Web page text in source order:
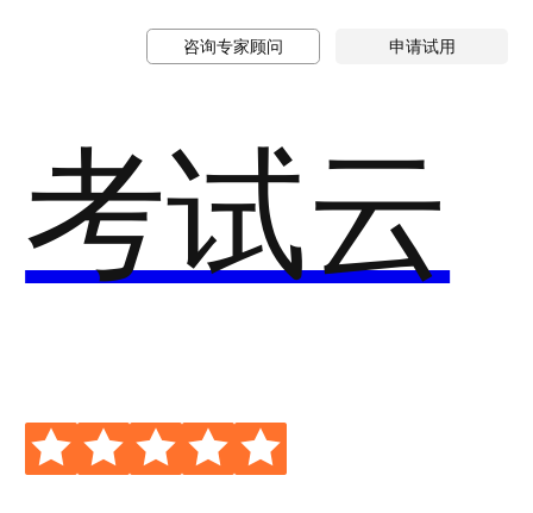
咨询专家顾问 申请试用
考试云